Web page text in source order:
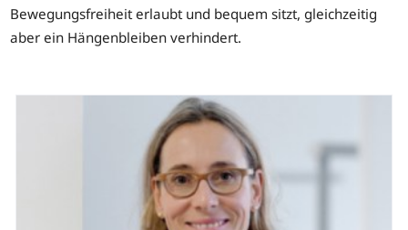
Bewegungsfreiheit erlaubt und bequem sitzt, gleichzeitig
aber ein Hängenbleiben verhindert.